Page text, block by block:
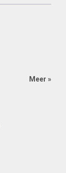
Meer »